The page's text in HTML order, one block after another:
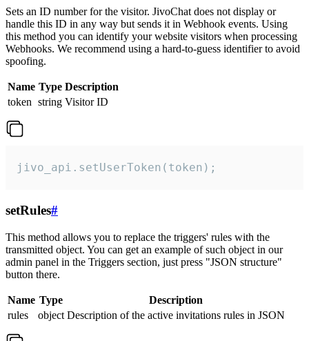
Sets an ID number for the visitor. JivoChat does not display or
handle this ID in any way but sends it in Webhook events. Using
this method you can identify your website visitors when processing
Webhooks. We recommend using a hard-to-guess identifier to avoid
spoofing.
Name Type Description
token string Visitor ID
jivo_api.setUserToken(token);
setRules#
This method allows you to replace the triggers' rules with the
transmitted object. You can get an example of such object in our
admin panel in the Triggers section, just press "JSON structure"
button there.
Name Type
Description
rules
object Description of the active invitations rules in JSON